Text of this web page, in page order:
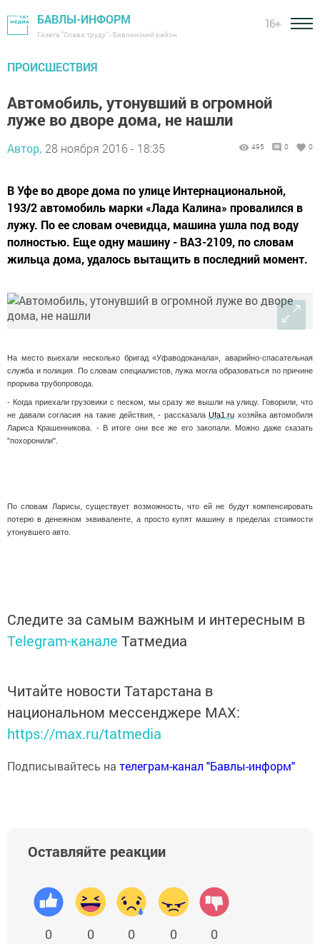
БАВЛЫ-ИНФОРМ
Газета "Слава труду" - Бавлинский район
16+
ПРОИСШЕСТВИЯ
Автомобиль, утонувший в огромной
луже во дворе дома, не нашли
Автор, 28 ноября 2016 - 18:35 495 0 0
В Уфе во дворе дома по улице Интернациональной,
193/2 автомобиль марки «Лада Калина» провалился в
лужу. По ее словам очевидца, машина ушла под воду
полностью. Еще одну машину - ВАЗ-2109, по словам
жильца дома, удалось вытащить в последний момент.
На место выехали несколько бригад «Уфаводоканала», аварийно-спасательная
служба и полиция. По словам специалистов, лужа могла образоваться по причине
прорыва трубопровода.
- Когда приехали грузовики с песком, мы сразу же вышли на улицу. Говорили, что
не давали согласия на такие действия, - рассказала Ufa1.ru хозяйка автомобиля
Лариса Крашенникова. - В итоге они все же его закопали. Можно даже сказать
"похоронили".
По словам Ларисы, существует возможность, что ей не будут компенсировать
потерю в денежном эквиваленте, а просто купят машину в пределах стоимости
утонувшего авто.
Следите за самым важным и интересным в
Telegram-канале Татмедиа
Читайте новости Татарстана в
национальном мессенджере MАХ:
https://max.ru/tatmedia
Подписывайтесь на телеграм-канал "Бавлы-информ"
Оставляйте реакции
0 0 0 0 0